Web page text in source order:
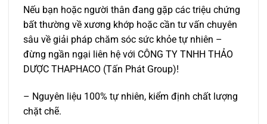
Nếu bạn hoặc người thân đang gặp các triệu chứng
bất thường về xương khớp hoặc cần tư vấn chuyên
sâu về giải pháp chăm sóc sức khỏe tự nhiên –
đừng ngần ngại liên hệ với CÔNG TY TNHH THẢO
DƯỢC THAPHACO (Tấn Phát Group)!
– Nguyên liệu 100% tự nhiên, kiểm định chất lượng
chặt chẽ.